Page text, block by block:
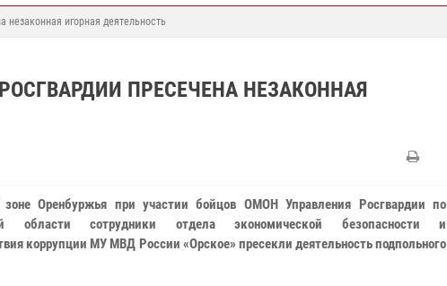
незаконная игорная деятельность
ПРЕСЕЧЕНА НЕЗАКОННАЯ
зоне Оренбуржья при участии бойцов ОМОН Управления Росгвардии по
области сотрудники отдела экономической безопасности и
коррупции МУ МВД России «Орское» пресекли деятельность подпольного